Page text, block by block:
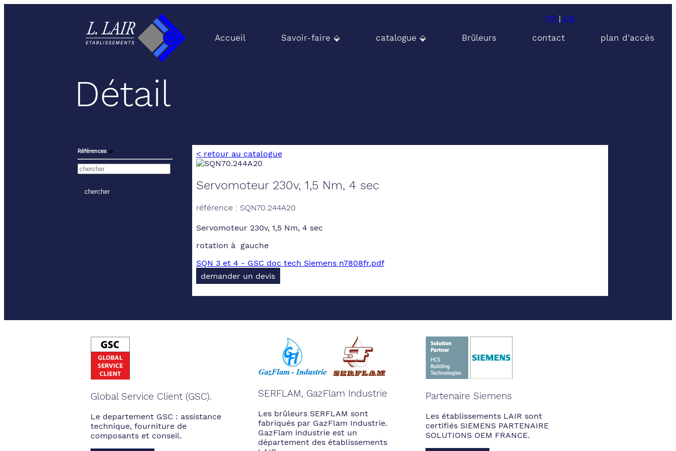
FR | GB
Accueil Savoir-faire ⬙ catalogue ⬙ Brûleurs contact plan d'accès
Détail
Références ⬙ < retour au catalogue
Servomoteur 230v, 1,5 Nm, 4 sec
référence : SQN70.244A20
Servomoteur 230v, 1,5 Nm, 4 sec
rotation à gauche
SQN 3 et 4 - GSC doc tech Siemens n7808fr.pdf
demander un devis
Global Service Client (GSC).
Le departement GSC : assistance
technique, fourniture de
composants et conseil.
SERFLAM, GazFlam Industrie
Les brûleurs SERFLAM sont
fabriqués par GazFlam Industrie.
GazFlam industrie est un
département des établissements
Partenaire Siemens
Les établissements LAIR sont
certifiés SIEMENS PARTENAIRE
SOLUTIONS OEM FRANCE.